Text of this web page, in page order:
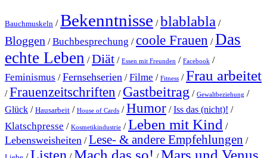
Bauchmuskeln /Bekenntnisse /blablabla /
Bloggen /Buchbesprechung /coole Frauen /Das
echte Leben /Diät / Essen mit Freunden / Facebook /
Feminismus /Fernsehserien /Filme / Fitness /Frau arbeitet
/Frauenzeitschriften / Gastbeitrag / Gewaltbeziehung /
Glück / Hausarbeit / House of Cards /Humor /Iss das (nicht)! /
Klatschpresse / Kosmetikindustrie /Leben mit Kind /
Lebensweisheiten /Lese- & andere Empfehlungen /